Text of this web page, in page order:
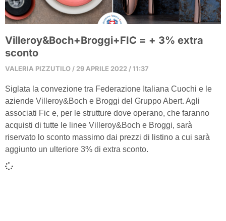
Villeroy&Boch+Broggi+FIC = + 3% extra
sconto
VALERIA PIZZUTILO 29 APRILE 2022 11:37
Siglata la convezione tra Federazione Italiana Cuochi e le
aziende Villeroy&Boch e Broggi del Gruppo Abert. Agli
associati Fic e, per le strutture dove operano, che faranno
acquisti di tutte le linee Villeroy&Boch e Broggi, sarà
riservato lo sconto massimo dai prezzi di listino a cui sarà
aggiunto un ulteriore 3% di extra sconto.